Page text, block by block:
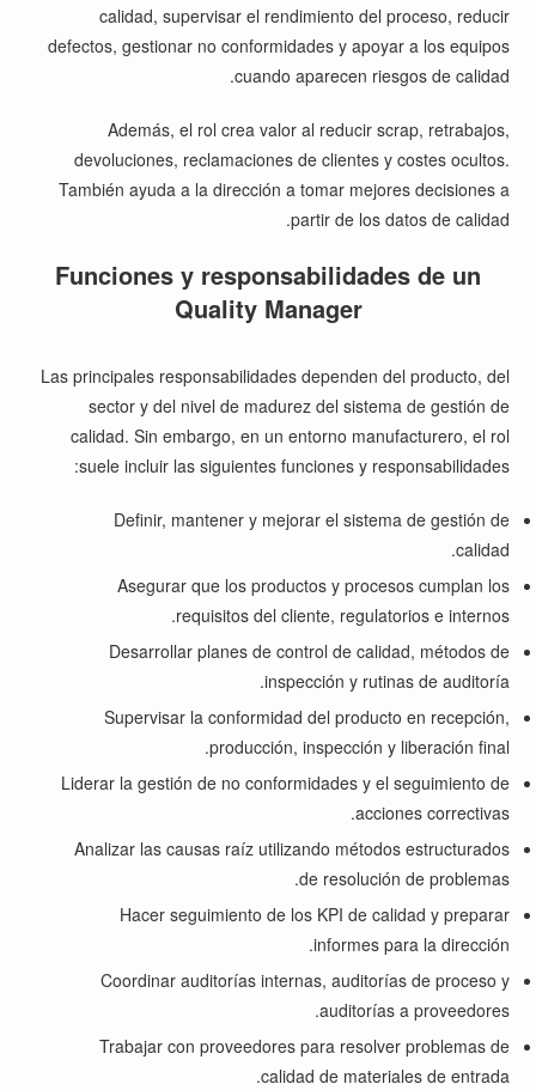
calidad, supervisar el rendimiento del proceso, reducir
defectos, gestionar no conformidades y apoyar a los equipos
cuando aparecen riesgos de calidad.
Además, el rol crea valor al reducir scrap, retrabajos,
devoluciones, reclamaciones de clientes y costes ocultos.
También ayuda a la dirección a tomar mejores decisiones a
partir de los datos de calidad.
Funciones y responsabilidades de un
Quality Manager
Las principales responsabilidades dependen del producto, del
sector y del nivel de madurez del sistema de gestión de
calidad. Sin embargo, en un entorno manufacturero, el rol
suele incluir las siguientes funciones y responsabilidades:
Definir, mantener y mejorar el sistema de gestión de
calidad.
Asegurar que los productos y procesos cumplan los
requisitos del cliente, regulatorios e internos.
Desarrollar planes de control de calidad, métodos de
inspección y rutinas de auditoría.
Supervisar la conformidad del producto en recepción,
producción, inspección y liberación final.
Liderar la gestión de no conformidades y el seguimiento de
acciones correctivas.
Analizar las causas raíz utilizando métodos estructurados
de resolución de problemas.
Hacer seguimiento de los KPI de calidad y preparar
informes para la dirección.
Coordinar auditorías internas, auditorías de proceso y
auditorías a proveedores.
Trabajar con proveedores para resolver problemas de
calidad de materiales de entrada.